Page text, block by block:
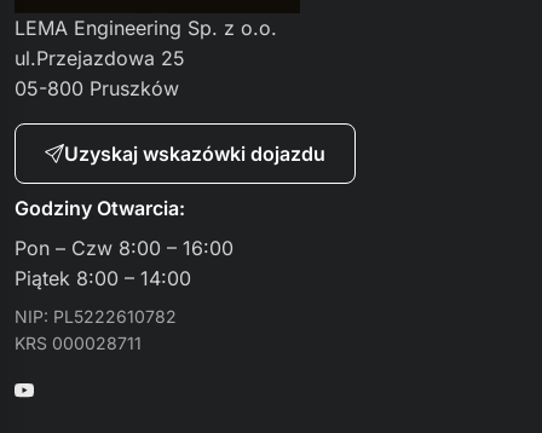
LEMA Engineering Sp. z o.o.
ul.Przejazdowa 25
05-800 Pruszków
Uzyskaj wskazówki dojazdu
Godziny Otwarcia:
Pon – Czw 8:00 – 16:00
Piątek 8:00 – 14:00
NIP: PL5222610782
KRS 000028711